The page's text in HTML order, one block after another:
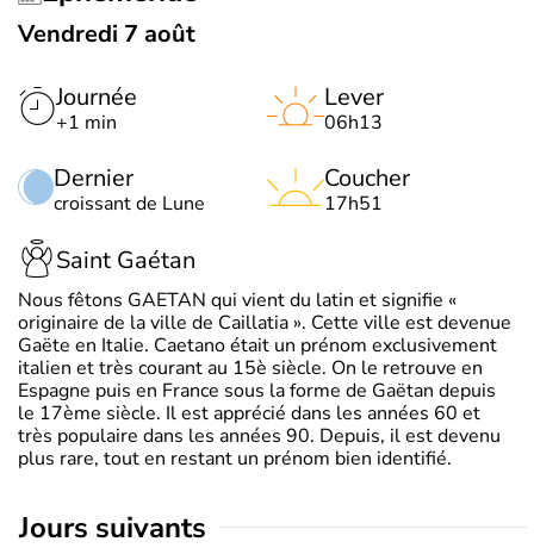
Vendredi 7 août
Journée
+1 min
Dernier
croissant de Lune
Lever
06h13
Coucher
17h51
Saint Gaétan
Nous fêtons GAETAN qui vient du latin et signifie «
originaire de la ville de Caillatia ». Cette ville est devenue
Gaëte en Italie. Caetano était un prénom exclusivement
italien et très courant au 15è siècle. On le retrouve en
Espagne puis en France sous la forme de Gaëtan depuis
le 17ème siècle. Il est apprécié dans les années 60 et
très populaire dans les années 90. Depuis, il est devenu
plus rare, tout en restant un prénom bien identifié.
jours suivants